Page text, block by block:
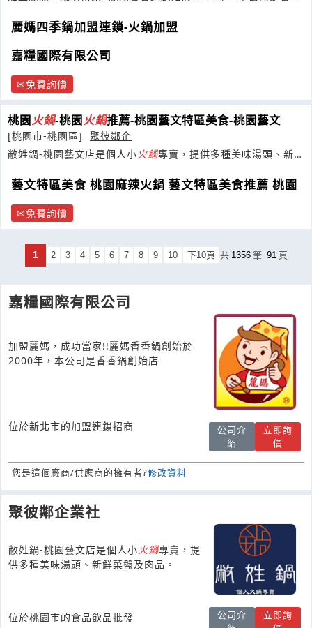
麗媽四季鍋加盟連鎖-火鍋加盟
嘉糧國際有限公司
免費詢價
桃園火鍋-桃園火鍋推薦-桃園藝文特區美食-桃園藝文
[桃園市-桃園區]
聚彼鄰企
敝姓鍋-桃園藝文店是個人小火鍋專賣，提供多種美味湯頭、新鮮
藝文特區美食 桃園麻辣火鍋 藝文特區美食推薦 桃園
免費詢價
1 2 3 4 5 6 7 8 9 10 下10頁 共 1356 筆 91 頁
嘉糧國際有限公司
加盟麗媽，成功當家!!麗媽香香鍋創始於
2000年，本公司是香香鍋創始店
位於新北市的加盟連鎖招商
公司介
紹
立即詢
價
您是這個廠商/供應商的擁有者?修改資料
聚彼鄰企業社
敝姓鍋-桃園藝文店是個人小火鍋專賣，提
供多種美味湯頭、新鮮菜盤及肉品。
位於桃園市的食品飲品批發
公司介
立即詢